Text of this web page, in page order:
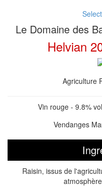
Le Domaine des
Helvian
Agriculture
Vin rouge - 9.8%
Vendanges
Raisin, issus de